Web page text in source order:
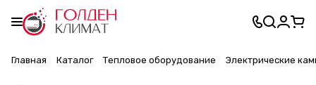
Главная Каталог Тепловое оборудование Электрические